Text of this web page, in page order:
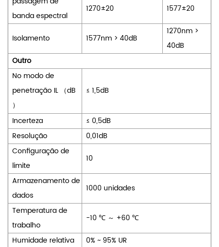
banda espectral
1270±20 1577±20
Isolamento 1577nm > 40dB
1270nm >
40dB
Outro
No modo de
penetração IL （dB
）
≤ 1,5dB
Incerteza ≤ 0,5dB
Resolução
0,01dB
Configuração de
limite
10
Armazenamento de
dados
1000 unidades
Temperatura de
trabalho
-10 ℃ ～ +60 ℃
Humidade relativa
0% ~ 95% UR